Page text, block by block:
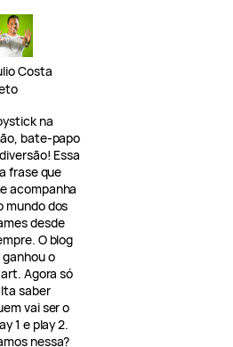
Costa
na
bate-papo
Essa
frase que
acompanha
mundo dos
desde
O blog
ganhou o
Agora só
saber
vai ser o
1 e play 2.
nessa?